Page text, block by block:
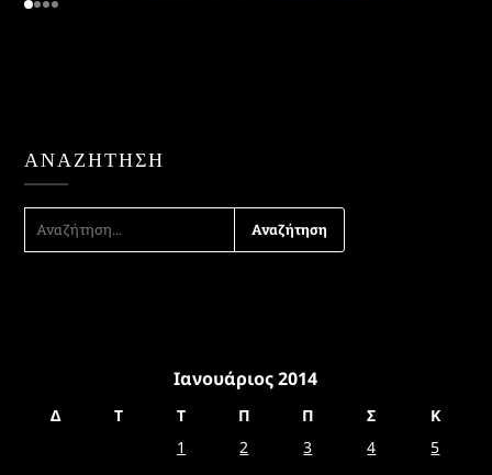
ΑΝΑΖΉΤΗΣΗ
ΑΝΑΖΉΤΗΣΗ
ΓΙΑ:
Ιανουάριος 2014
Δ Τ Τ Π Π Σ
Κ
1
2 3 4
5